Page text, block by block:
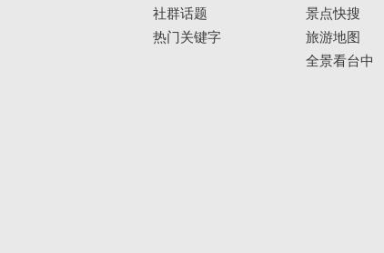
社群话题
热门关键字
景点快搜
旅游地图
全景看台中